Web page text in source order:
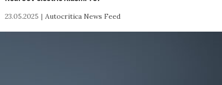
23.05.2025 Autocritica News Feed